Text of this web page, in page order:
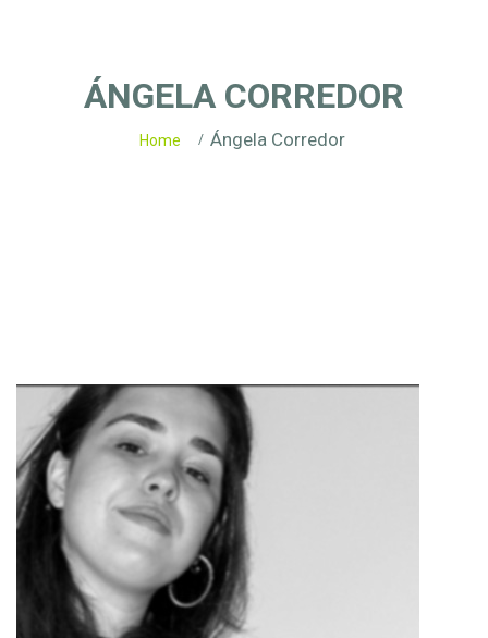
ÁNGELA CORREDOR
Home Ángela Corredor